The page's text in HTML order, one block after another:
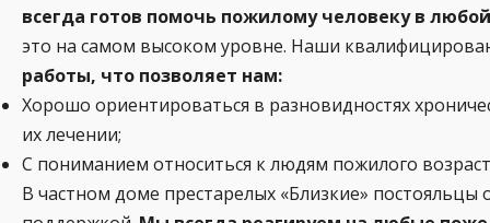
всегда готов помочь пожилому человеку в
это на самом высоком уровне. Наши
работы, что позволяет нам:
Хорошо ориентироваться в разновидностях
их лечении;
С пониманием относиться к людям пожилого
В частном доме престарелых «Близкие»